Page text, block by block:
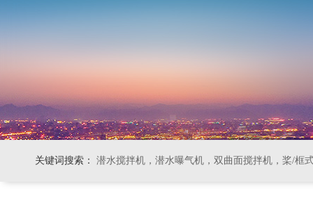
关键词搜索： 潜水搅拌机，潜水曝气机，双曲面搅拌机，桨/框式搅拌